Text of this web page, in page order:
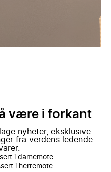
være i forkant
nyheter, eksklusive
fra verdens ledende
i damemote
i herremote